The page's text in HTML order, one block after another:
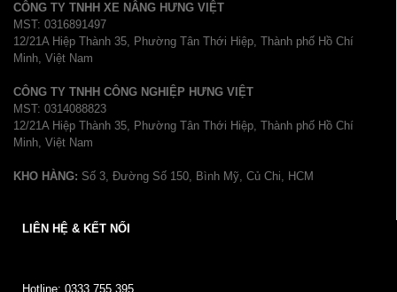
CÔNG TY TNHH XE NÂNG HƯNG VIỆT
MST: 0316891497
12/21A Hiệp Thành 35, Phường Tân Thới Hiệp, Thành phố Hồ Chí
Minh, Việt Nam
CÔNG TY TNHH CÔNG NGHIỆP HƯNG VIỆT
MST: 0314088823
12/21A Hiệp Thành 35, Phường Tân Thới Hiệp, Thành phố Hồ Chí
Minh, Việt Nam
KHO HÀNG: Số 3, Đường Số 150, Bình Mỹ, Củ Chi, HCM
LIÊN HỆ & KẾT NỐI
Hotline: 0333.755.395